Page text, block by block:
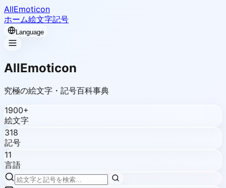
AllEmoticon
ホーム絵文字記号
Language
AllEmoticon
究極の絵文字・記号百科事典
1900+
絵文字
318
記号
11
言語